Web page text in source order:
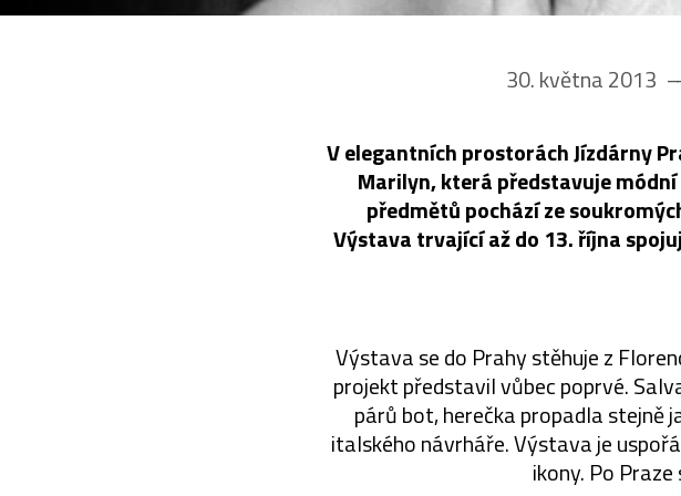
30. května 2013
V elegantních prostorách Jízdárny
Marilyn, která představuje
předmětů pochází ze
Výstava trvající až do 13. října
Výstava se do Prahy stěhuje z
projekt představil vůbec poprvé.
párů bot, herečka propadla stejně
italského návrháře. Výstava je
ikony. Po